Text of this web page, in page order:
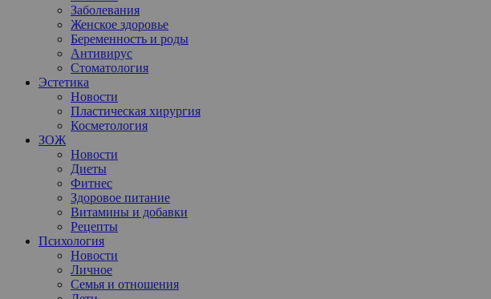
Заболевания
Женское здоровье
Беременность и роды
Антивирус
Стоматология
Эстетика
Новости
Пластическая хирургия
Косметология
ЗОЖ
Новости
Диеты
Фитнес
Здоровое питание
Витамины и добавки
Рецепты
Психология
Новости
Личное
Семья и отношения